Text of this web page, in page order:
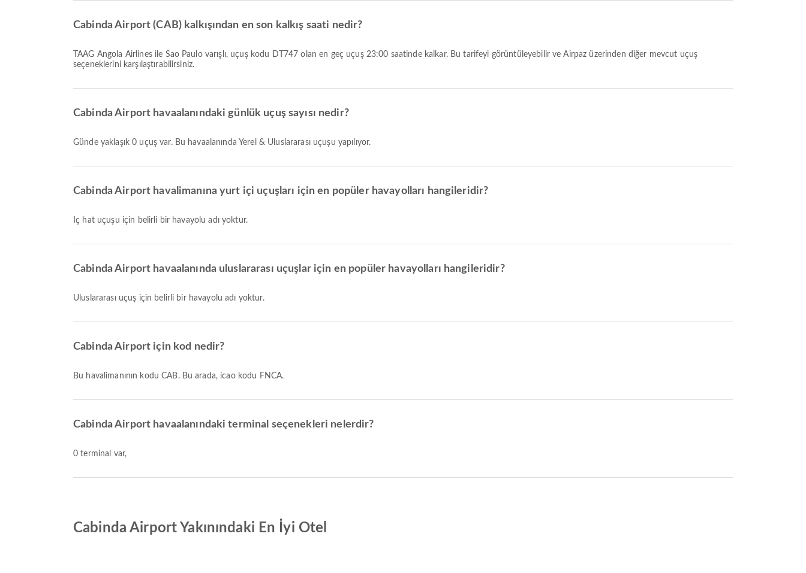
Cabinda Airport (CAB) kalkışından en son kalkış saati nedir?
TAAG Angola Airlines ile Sao Paulo varışlı, uçuş kodu DT747 olan en geç uçuş 23:00 saatinde kalkar. Bu tarifeyi görüntüleyebilir ve Airpaz üzerinden diğer mevcut uçuş
seçeneklerini karşılaştırabilirsiniz.
Cabinda Airport havaalanındaki günlük uçuş sayısı nedir?
Günde yaklaşık 0 uçuş var. Bu havaalanında Yerel & Uluslararası uçuşu yapılıyor.
Cabinda Airport havalimanına yurt içi uçuşları için en popüler havayolları hangileridir?
İç hat uçuşu için belirli bir havayolu adı yoktur.
Cabinda Airport havaalanında uluslararası uçuşlar için en popüler havayolları hangileridir?
Uluslararası uçuş için belirli bir havayolu adı yoktur.
Cabinda Airport için kod nedir?
Bu havalimanının kodu CAB. Bu arada, icao kodu FNCA.
Cabinda Airport havaalanındaki terminal seçenekleri nelerdir?
0 terminal var,
Cabinda Airport Yakınındaki En İyi Otel